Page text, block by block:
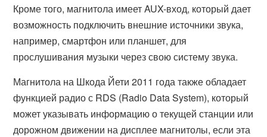
Кроме того, магнитола имеет AUX-вход, который дает
возможность подключить внешние источники звука,
например, смартфон или планшет, для
прослушивания музыки через свою систему звука.
Магнитола на Шкода Йети 2011 года также обладает
функцией радио с RDS (Radio Data System), который
может указывать информацию о текущей станции или
дорожном движении на дисплее магнитолы, если эта